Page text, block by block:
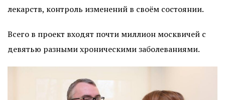
лекарств, контроль изменений в своём состоянии.
Всего в проект входят почти миллион москвичей с
девятью разными хроническими заболеваниями.